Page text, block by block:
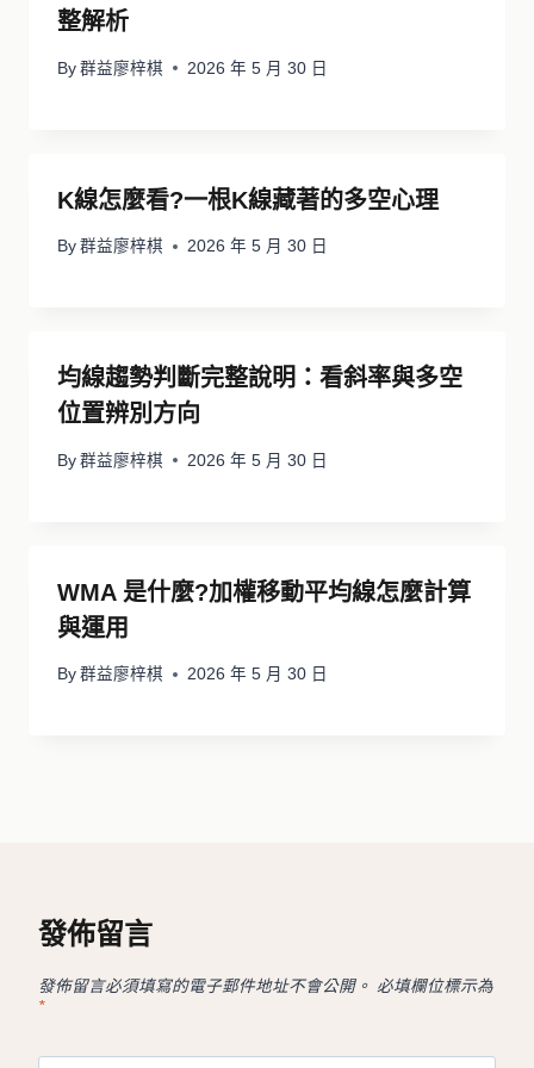
整解析
By 群益廖梓棋 2026 年 5 月 30 日
K線怎麼看?一根K線藏著的多空心理
By 群益廖梓棋 2026 年 5 月 30 日
均線趨勢判斷完整說明：看斜率與多空
位置辨別方向
By 群益廖梓棋 2026 年 5 月 30 日
WMA 是什麼?加權移動平均線怎麼計算
與運用
By 群益廖梓棋 2026 年 5 月 30 日
發佈留言
發佈留言必須填寫的電子郵件地址不會公開。 必填欄位標示為
*